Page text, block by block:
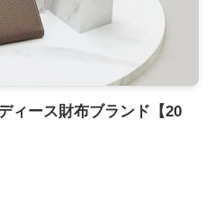
ィース財布ブランド【20